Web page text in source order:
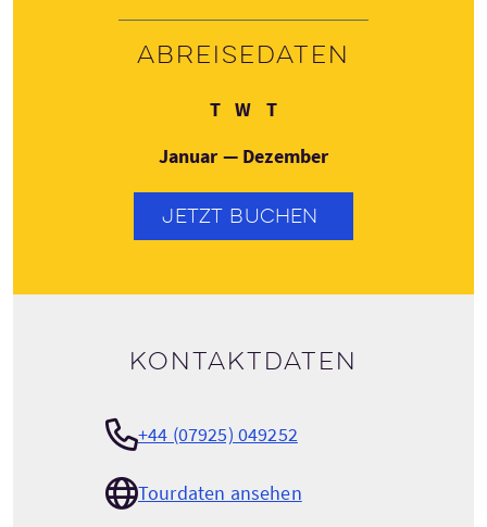
Abreisedaten
TDienstag
WMittwoch
TDonnerstag
Januar — Dezember
JETZT BUCHEN
Kontaktdaten
+44 (07925) 049252
Tourdaten ansehen